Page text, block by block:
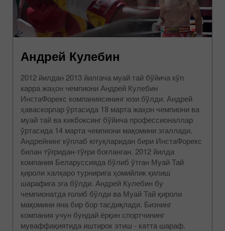
Андрей Кулебин
2012 йилдан 2013 йилгача муай тай бўйича кўп
карра жаҳон чемпиони Андрей Кулебин
ИнстаФорекс компаниясининг юзи бўлди. Андрей
ҳаваскорлар ўртасида 18 марта жаҳон чемпиони ва
муай тай ва кикбоксинг бўйича профессионаллар
ўртасида 14 марта чемпиони мақомини эгаллади.
Андрейнинг кўплаб ютуқларидан бири ИнстаФорекс
билан тўғридан-тўғри боғланган. 2012 йилда
компания Беларуссияда бўлиб ўтган Муай Тай
қироли халқаро турнирига ҳомийлик қилиш
шарафига эга бўлди. Андрей Кулебин бу
чемпионатда ғолиб бўлди ва Муай Тай қироли
мақомини яна бир бор тасдиқлади. Бизнинг
компания учун бундай ёрқин спортчининг
муваффақиятида иштирок этиш - катта шараф.